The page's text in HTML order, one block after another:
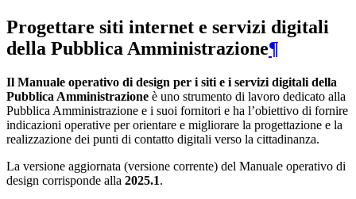
Progettare siti internet e servizi digitali
della Pubblica Amministrazione¶
Il Manuale operativo di design per i siti e i servizi digitali della
Pubblica Amministrazione è uno strumento di lavoro dedicato alla
Pubblica Amministrazione e i suoi fornitori e ha l’obiettivo di fornire
indicazioni operative per orientare e migliorare la progettazione e la
realizzazione dei punti di contatto digitali verso la cittadinanza.
La versione aggiornata (versione corrente) del Manuale operativo di
design corrisponde alla 2025.1.